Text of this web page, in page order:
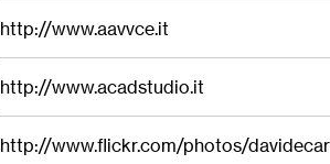
http://www.aavvce.it
http://www.acadstudio.it
http://www.flickr.com/photos/